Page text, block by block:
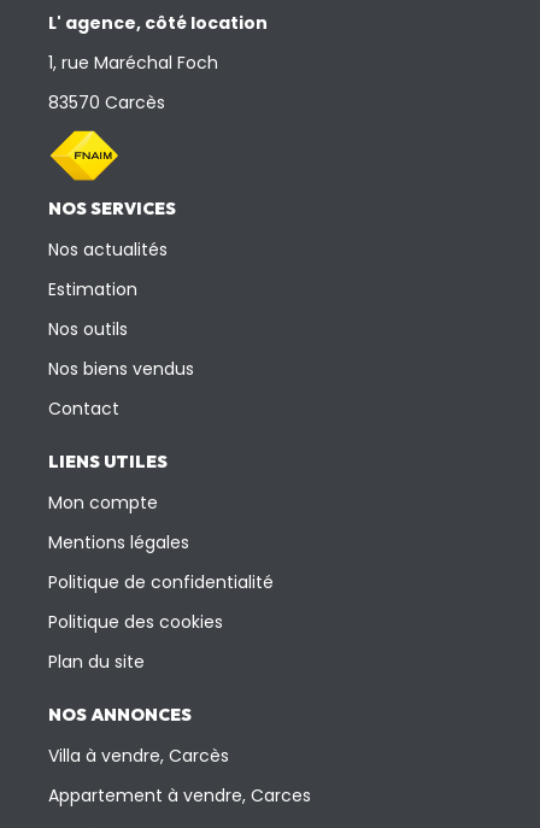
L' agence, côté location
1, rue Maréchal Foch
83570 Carcès
NOS SERVICES
Nos actualités
Estimation
Nos outils
Nos biens vendus
Contact
LIENS UTILES
Mon compte
Mentions légales
Politique de confidentialité
Politique des cookies
Plan du site
NOS ANNONCES
Villa à vendre, Carcès
Appartement à vendre, Carces